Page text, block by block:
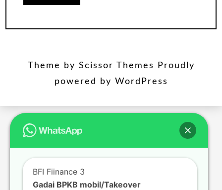
Theme by Scissor Themes
Proudly
powered by WordPress
BFI Fiinance 3
Gadai BPKB mobil/Takeover